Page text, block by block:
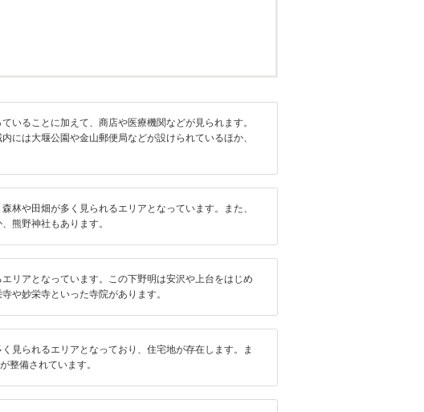
いることに加えて、商店や医療機関などが見られます。
には大堰公園や金山郵便局などが設けられているほか、
林や田畑が多く見られるエリアとなっています。また、
熊野神社もあります。
リアとなっています。この下野明は安沢や上台をはじめ
や妙栄寺といった寺院があります。
見られるエリアとなっており、住宅地が存在します。ま
整備されています。